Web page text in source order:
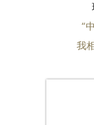
“
我